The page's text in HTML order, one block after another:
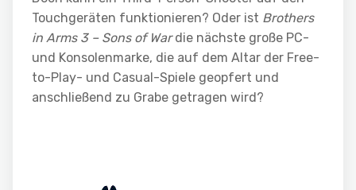
Touchgeräten funktionieren? Oder ist Brothers
in Arms 3 – Sons of Wardie nächste große PC-
und Konsolenmarke, die auf dem Altar der Free-
to-Play- und Casual-Spiele geopfert und
anschließend zu Grabe getragen wird?